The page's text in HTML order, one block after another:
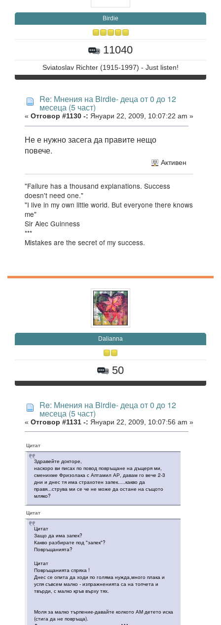
Birdie
11040
Sviatoslav Richter (1915-1997) - Just listen!
Re: Мнения на Birdie- деца от 0 до 12
месеца (5 част)
« Отговор #1130 -: Януари 22, 2009, 10:07:22 am »
Не е нужно засега да правите нещо
повече.
Активен
"Failure has a thousand explanations. Success
doesn't need one."
"I live in my own little world. But everyone there knows
me"
Sir Alec Guinness
***
Mistakes are the secret of my success.
Daliаnna
50
Re: Мнения на Birdie- деца от 0 до 12
месеца (5 част)
« Отговор #1131 -: Януари 22, 2009, 10:07:56 am »
Цитат
Здравейте докторе,
наскоро ви писах по повод повръщане на дъщеря ми,
сменихме Фризолака с Аптамил АР, давам го вече 2-3
дни и днес тя има страхотен запек.....какво да
правя...струва ми се че не може да остане на същото
мляко?
Цитат
Цитат
Защо да има запек?
Какво разбирате под "запек"?
Повръщанията?
Цитат
Повръщанията спряха !
Днес се опита да ходи по голяма нужда,много плака и
успя съвсем малко - изпражненията са на топчета и
твърди, с малко кръв върху тях.
Моля за малко търпение-давайте колкото АМ детето иска
(стига да не повръща).